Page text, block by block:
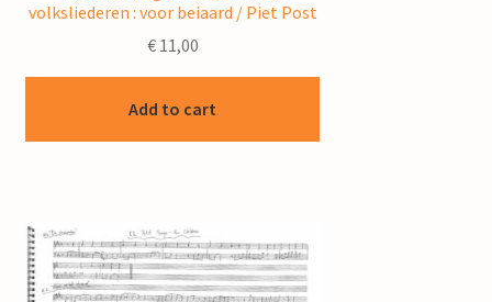
volksliederen : voor beiaard / Piet Post
€11,00
Add to cart